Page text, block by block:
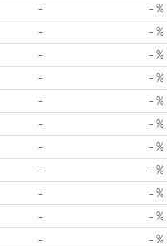
- - %
- - %
- - %
- - %
- - %
- - %
- - %
- - %
- - %
- - %
- - %